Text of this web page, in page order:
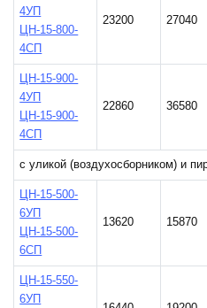
4УП
ЦН-15-800-
4СП
23200 27040
ЦН-15-900-
4УП
ЦН-15-900-
4СП
22860 36580
с уликой (воздухосборником) и
ЦН-15-500-
6УП
ЦН-15-500-
6СП
13620 15870
ЦН-15-550-
6УП